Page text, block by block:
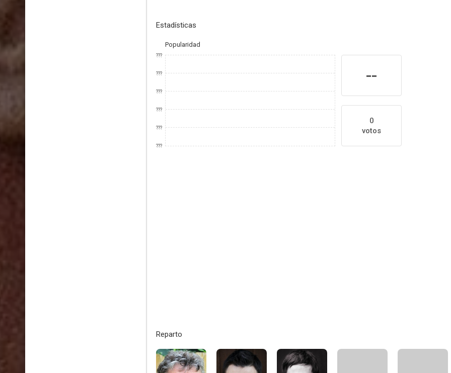
Estadísticas
Popularidad
???
???
???
???
???
???
--
0
votos
Reparto